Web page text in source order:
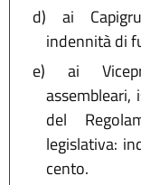
d) ai
indennità di
e) ai
del
legislativa:
cento.